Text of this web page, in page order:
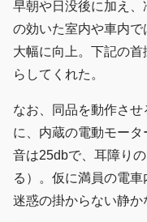
早朝や日没後に加え
の効いた室内や車内
大幅に向上。下記の
らしてくれた。
なお、同品を動作さ
に、内蔵の電動モー
音は25dbで、耳障り
る）。仮に満員の電
迷惑の掛からない静か